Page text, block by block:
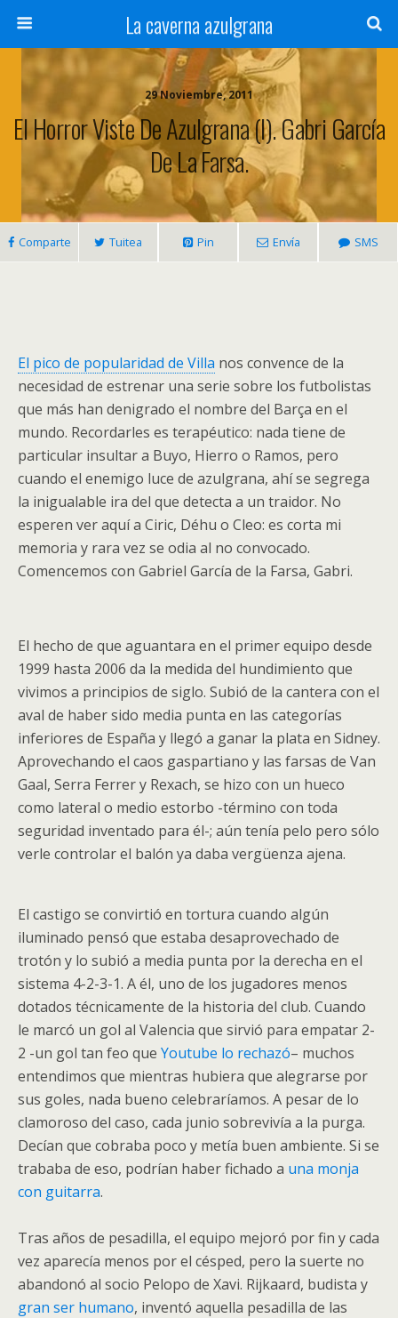
La caverna azulgrana
29 Noviembre, 2011
El Horror Viste De Azulgrana (I). Gabri García
De La Farsa.
Comparte Tuitea Pin Envía SMS
El pico de popularidad de Villa nos convence de la
necesidad de estrenar una serie sobre los futbolistas
que más han denigrado el nombre del Barça en el
mundo. Recordarles es terapéutico: nada tiene de
particular insultar a Buyo, Hierro o Ramos, pero
cuando el enemigo luce de azulgrana, ahí se segrega
la inigualable ira del que detecta a un traidor. No
esperen ver aquí a Ciric, Déhu o Cleo: es corta mi
memoria y rara vez se odia al no convocado.
Comencemos con Gabriel García de la Farsa, Gabri.
El hecho de que aguantara en el primer equipo desde
1999 hasta 2006 da la medida del hundimiento que
vivimos a principios de siglo. Subió de la cantera con el
aval de haber sido media punta en las categorías
inferiores de España y llegó a ganar la plata en Sidney.
Aprovechando el caos gaspartiano y las farsas de Van
Gaal, Serra Ferrer y Rexach, se hizo con un hueco
como lateral o medio estorbo -término con toda
seguridad inventado para él-; aún tenía pelo pero sólo
verle controlar el balón ya daba vergüenza ajena.
El castigo se convirtió en tortura cuando algún
iluminado pensó que estaba desaprovechado de
trotón y lo subió a media punta por la derecha en el
sistema 4-2-3-1. A él, uno de los jugadores menos
dotados técnicamente de la historia del club. Cuando
le marcó un gol al Valencia que sirvió para empatar 2-
2 -un gol tan feo que Youtube lo rechazó– muchos
entendimos que mientras hubiera que alegrarse por
sus goles, nada bueno celebraríamos. A pesar de lo
clamoroso del caso, cada junio sobrevivía a la purga.
Decían que cobraba poco y metía buen ambiente. Si se
trababa de eso, podrían haber fichado a una monja
con guitarra.
Tras años de pesadilla, el equipo mejoró por fin y cada
vez aparecía menos por el césped, pero la suerte no
abandonó al socio Pelopo de Xavi. Rijkaard, budista y
gran ser humano, inventó aquella pesadilla de las